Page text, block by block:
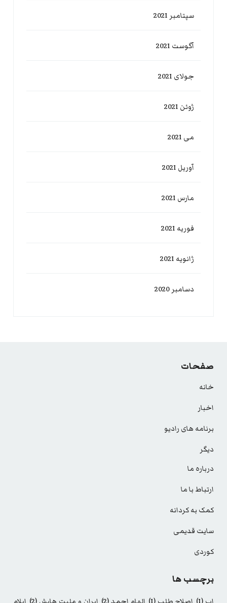
سپتامبر 2021
آگوست 2021
جولای 2021
ژوئن 2021
می 2021
آوریل 2021
مارس 2021
فوریه 2021
ژانویه 2021
دسامبر 2020
صفحات
خانه
اخبار
برنامه های رادیو
دیگر
درباره ما
ارتباط با ما
کمک به کردانه
سایت قدیمی
کوردی
برچسب ها